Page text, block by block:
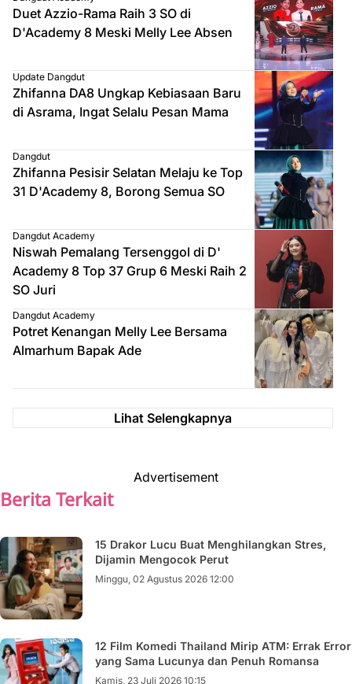
Duet Azzio-Rama Raih 3 SO di
D'Academy 8 Meski Melly Lee Absen
Update Dangdut
Zhifanna DA8 Ungkap Kebiasaan Baru
di Asrama, Ingat Selalu Pesan Mama
Dangdut
Zhifanna Pesisir Selatan Melaju ke Top
31 D'Academy 8, Borong Semua SO
Dangdut Academy
Niswah Pemalang Tersenggol di D'
Academy 8 Top 37 Grup 6 Meski Raih 2
SO Juri
Dangdut Academy
Potret Kenangan Melly Lee Bersama
Almarhum Bapak Ade
Lihat Selengkapnya
Advertisement
Berita Terkait
15 Drakor Lucu Buat Menghilangkan Stres,
Dijamin Mengocok Perut
Minggu, 02 Agustus 2026 12:00
12 Film Komedi Thailand Mirip ATM: Errak Error
yang Sama Lucunya dan Penuh Romansa
Kamis, 23 Juli 2026 10:15